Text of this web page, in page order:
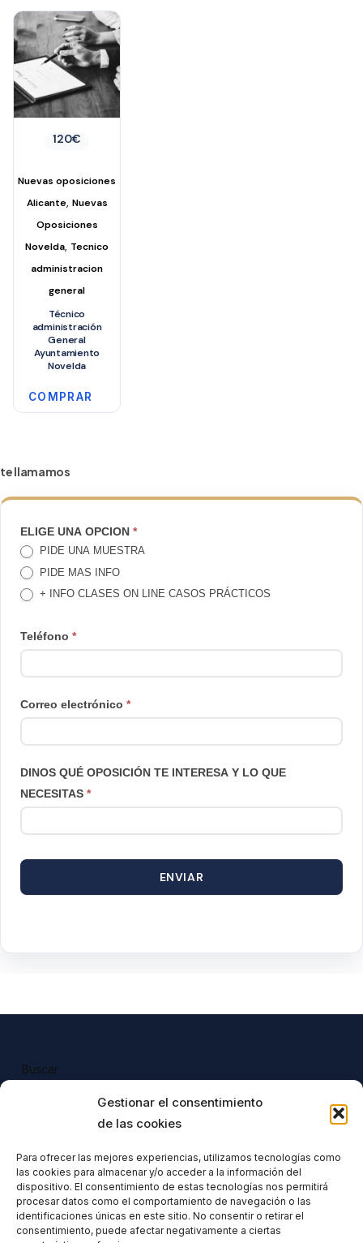
Gestionar el consentimiento
de las cookies
Para ofrecer las mejores experiencias, utilizamos tecnologías como
las cookies para almacenar y/o acceder a la información del
dispositivo. El consentimiento de estas tecnologías nos permitirá
procesar datos como el comportamiento de navegación o las
identificaciones únicas en este sitio. No consentir o retirar el
consentimiento, puede afectar negativamente a ciertas
producto
tiene
múltiples
variantes.
se
elegir
en
la
página
de
producto
120€
Nuevas oposiciones
Alicante, Nuevas
Oposiciones
Novelda, Tecnico
administracion
general
Técnico
administración
General
Ayuntamiento
Novelda
COMPRAR
te llamamos
TE
LLAMAMOS
ELIGE UNA OPCION *
PIDE UNA MUESTRA
PIDE MAS INFO
+ INFO CLASES ON LINE CASOS PRÁCTICOS
Teléfono *
Correo electrónico *
DINOS QUÉ OPOSICIÓN TE INTERESA Y LO QUE
NECESITAS *
ENVIAR
Buscar
Todos nuestros productos tienen
incluido el IVA en su precio.